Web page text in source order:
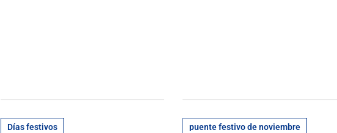
Días festivos puente festivo de noviembre